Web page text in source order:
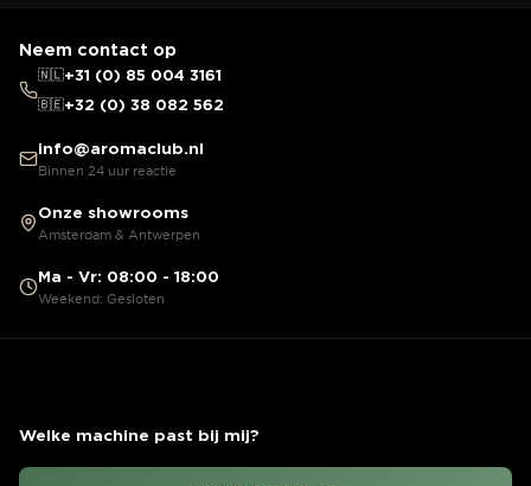
Neem contact op
🇳🇱+31 (0) 85 004 3161
🇧🇪+32 (0) 38 082 562
info@aromaclub.nl
Binnen 24 uur reactie
Onze showrooms
Amsterdam & Antwerpen
Ma - Vr: 08:00 - 18:00
Weekend: Gesloten
Welke machine past bij mij?